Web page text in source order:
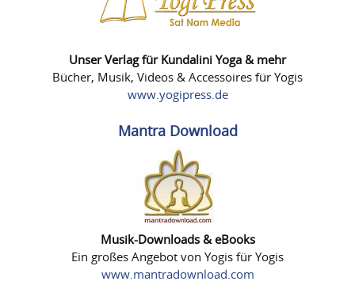
Unser Verlag für Kundalini Yoga & mehr
Bücher, Musik, Videos & Accessoires für Yogis
www.yogipress.de
Mantra Download
Musik-Downloads & eBooks
Ein großes Angebot von Yogis für Yogis
www.mantradownload.com